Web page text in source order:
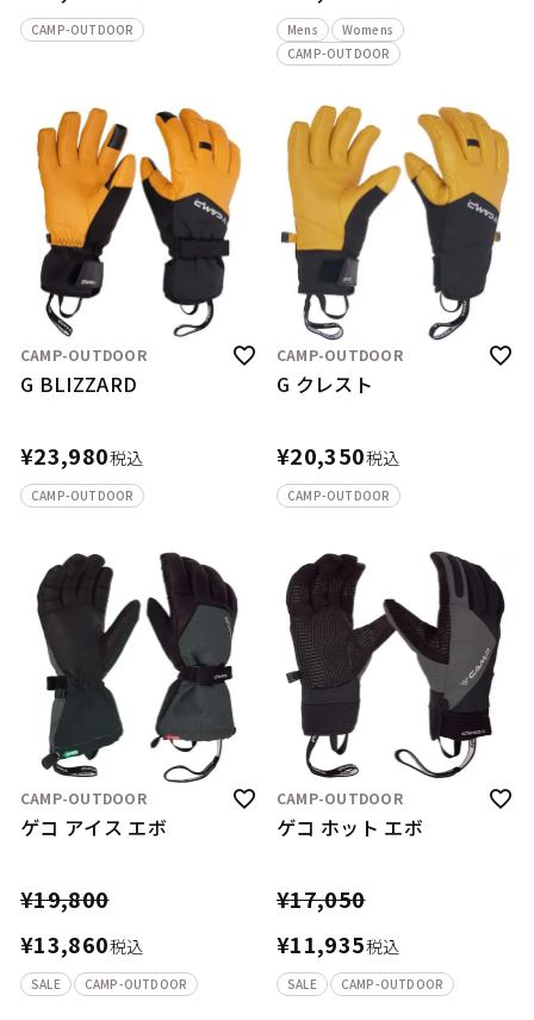
CAMP-OUTDOOR Mens
Womens
CAMP-OUTDOOR
CAMP-OUTDOOR
G BLIZZARD
¥23,980税込
CAMP-OUTDOOR
CAMP-OUTDOOR
G クレスト
¥20,350税込
CAMP-OUTDOOR
CAMP-OUTDOOR
ゲコ アイス エボ
¥19,800
¥13,860税込
SALE CAMP-OUTDOOR
CAMP-OUTDOOR
ゲコ ホット エボ
¥17,050
¥11,935税込
SALE CAMP-OUTDOOR